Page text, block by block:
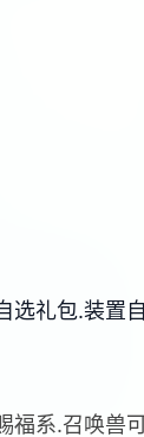
礼包.装置自
福系.召唤兽